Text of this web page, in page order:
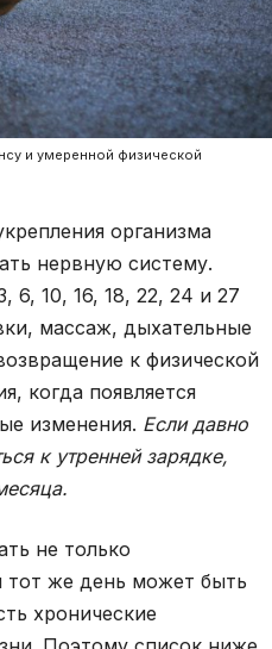
и умеренной физической
организма
нервную систему.
6, 10, 16, 18, 22, 24 и 27
массаж, дыхательные
к физической
когда появляется
изменения. Если давно
к утренней зарядке,
не только
тот же день может быть
хронические